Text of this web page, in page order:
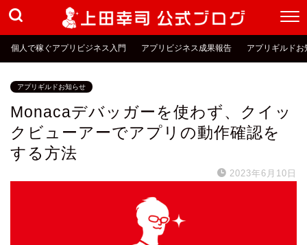
個人で稼ぐアプリビジネス入門 アプリビジネス成果報告 アプリギルドお
アプリギルドお知らせ
Monacaデバッガーを使わず、クイッ
クビューアーでアプリの動作確認を
する方法
2023年6月10日